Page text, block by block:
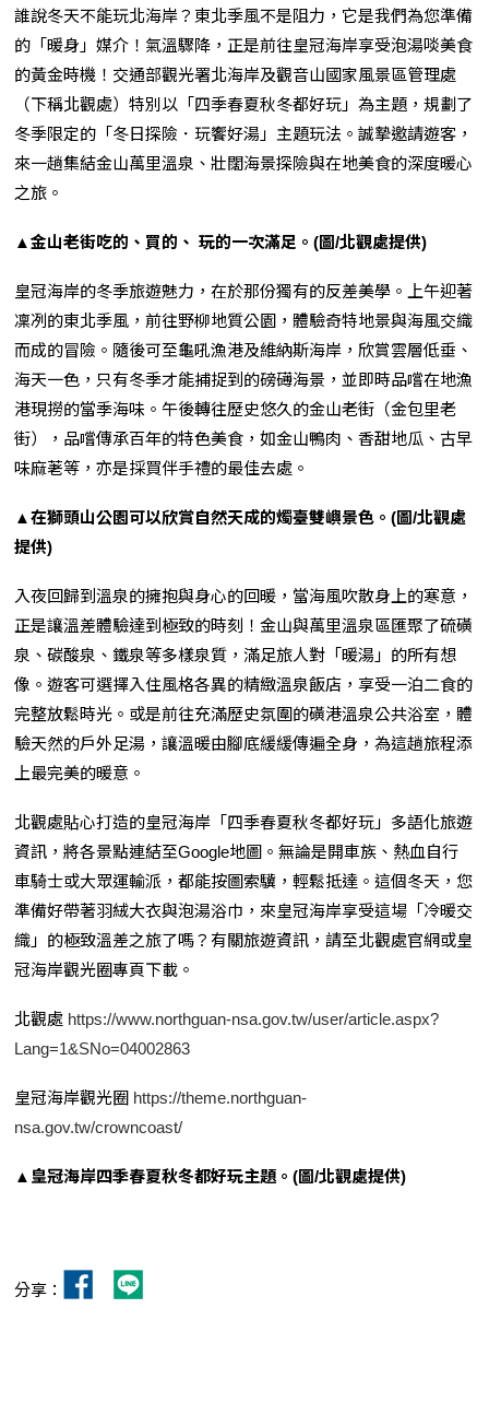
誰說冬天不能玩北海岸？東北季風不是阻力，它是我們為您準備
的「暖身」媒介！氣溫驟降，正是前往皇冠海岸享受泡湯啖美食
的黃金時機！交通部觀光署北海岸及觀音山國家風景區管理處
（下稱北觀處）特別以「四季春夏秋冬都好玩」為主題，規劃了
冬季限定的「冬日探險．玩饗好湯」主題玩法。誠摯邀請遊客，
來一趟集結金山萬里溫泉、壯闊海景探險與在地美食的深度暖心
之旅。
▲金山老街吃的、買的、 玩的一次滿足。(圖/北觀處提供)
皇冠海岸的冬季旅遊魅力，在於那份獨有的反差美學。上午迎著
凜冽的東北季風，前往野柳地質公園，體驗奇特地景與海風交織
而成的冒險。隨後可至龜吼漁港及維納斯海岸，欣賞雲層低垂、
海天一色，只有冬季才能捕捉到的磅礡海景，並即時品嚐在地漁
港現撈的當季海味。午後轉往歷史悠久的金山老街（金包里老
街），品嚐傳承百年的特色美食，如金山鴨肉、香甜地瓜、古早
味麻荖等，亦是採買伴手禮的最佳去處。
▲在獅頭山公園可以欣賞自然天成的燭臺雙嶼景色。(圖/北觀處
提供)
入夜回歸到溫泉的擁抱與身心的回暖，當海風吹散身上的寒意，
正是讓溫差體驗達到極致的時刻！金山與萬里溫泉區匯聚了硫磺
泉、碳酸泉、鐵泉等多樣泉質，滿足旅人對「暖湯」的所有想
像。遊客可選擇入住風格各異的精緻溫泉飯店，享受一泊二食的
完整放鬆時光。或是前往充滿歷史氛圍的磺港溫泉公共浴室，體
驗天然的戶外足湯，讓溫暖由腳底緩緩傳遍全身，為這趟旅程添
上最完美的暖意。
北觀處貼心打造的皇冠海岸「四季春夏秋冬都好玩」多語化旅遊
資訊，將各景點連結至Google地圖。無論是開車族、熱血自行
車騎士或大眾運輸派，都能按圖索驥，輕鬆抵達。這個冬天，您
準備好帶著羽絨大衣與泡湯浴巾，來皇冠海岸享受這場「冷暖交
織」的極致溫差之旅了嗎？有關旅遊資訊，請至北觀處官網或皇
冠海岸觀光圈專頁下載。
北觀處 https://www.northguan-nsa.gov.tw/user/article.aspx?
Lang=1&SNo=04002863
皇冠海岸觀光圈 https://theme.northguan-
nsa.gov.tw/crowncoast/
▲皇冠海岸四季春夏秋冬都好玩主題。(圖/北觀處提供)
分享：